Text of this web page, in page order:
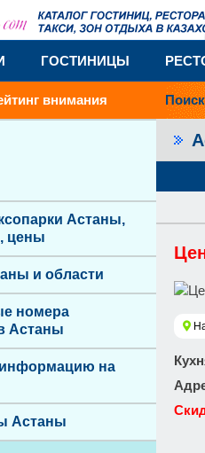
ГОСТИНИЦЫ
внимания
Астаны,
цены
и области
номера
Астаны
на
Астаны